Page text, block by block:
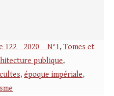
122 - 2020 – N°1, Tomes et
publique,
cultes, époque impériale,